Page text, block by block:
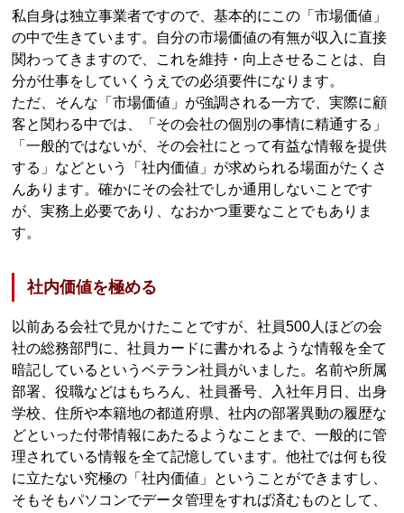
私自身は独立事業者ですので、基本的にこの「市場価値」
の中で生きています。自分の市場価値の有無が収入に直接
関わってきますので、これを維持・向上させることは、自
分が仕事をしていくうえでの必須要件になります。
ただ、そんな「市場価値」が強調される一方で、実際に顧
客と関わる中では、「その会社の個別の事情に精通する」
「一般的ではないが、その会社にとって有益な情報を提供
する」などという「社内価値」が求められる場面がたくさ
んあります。確かにその会社でしか通用しないことです
が、実務上必要であり、なおかつ重要なことでもありま
す。
社内価値を極める
以前ある会社で見かけたことですが、社員500人ほどの会
社の総務部門に、社員カードに書かれるような情報を全て
暗記しているというベテラン社員がいました。名前や所属
部署、役職などはもちろん、社員番号、入社年月日、出身
学校、住所や本籍地の都道府県、社内の部署異動の履歴な
どといった付帯情報にあたるようなことまで、一般的に管
理されている情報を全て記憶しています。他社では何も役
に立たない究極の「社内価値」ということができますし、
そもそもパソコンでデータ管理をすれば済むものとして、